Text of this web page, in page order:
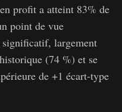
profit a atteint 83% de
point de vue
largement
(74 %) et se
de +1 écart-type